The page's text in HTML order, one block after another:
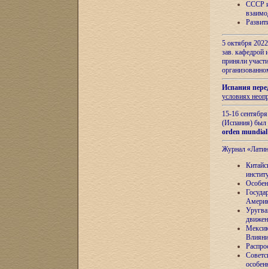
СССР и
5 октября
зав.
приняли
Испания
условиях
15-16
(Испания) был
orden
Журнал